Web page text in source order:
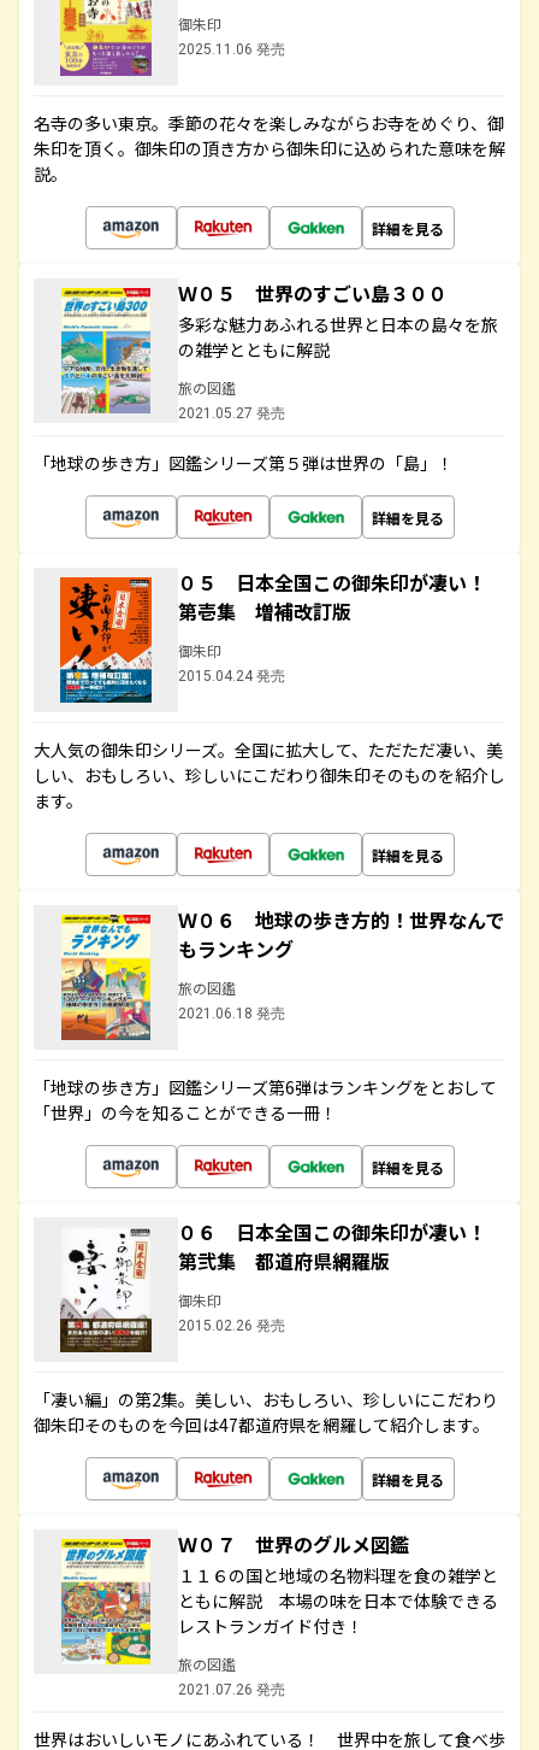
御朱印
2025.11.06 発売
名寺の多い東京。季節の花々を楽しみながらお寺をめぐり、御
朱印を頂く。御朱印の頂き方から御朱印に込められた意味を解
説。
詳細を見る
Ｗ０５ 世界のすごい島３００
多彩な魅力あふれる世界と日本の島々を旅
の雑学とともに解説
旅の図鑑
2021.05.27 発売
「地球の歩き方」図鑑シリーズ第５弾は世界の「島」！
詳細を見る
０５ 日本全国この御朱印が凄い！
第壱集 増補改訂版
御朱印
2015.04.24 発売
大人気の御朱印シリーズ。全国に拡大して、ただただ凄い、美
しい、おもしろい、珍しいにこだわり御朱印そのものを紹介し
ます。
詳細を見る
Ｗ０６ 地球の歩き方的！世界なんで
もランキング
旅の図鑑
2021.06.18 発売
「地球の歩き方」図鑑シリーズ第6弾はランキングをとおして
「世界」の今を知ることができる一冊！
詳細を見る
０６ 日本全国この御朱印が凄い！
第弐集 都道府県網羅版
御朱印
2015.02.26 発売
「凄い編」の第2集。美しい、おもしろい、珍しいにこだわり
御朱印そのものを今回は47都道府県を網羅して紹介します。
詳細を見る
Ｗ０７ 世界のグルメ図鑑
１１６の国と地域の名物料理を食の雑学と
ともに解説 本場の味を日本で体験できる
レストランガイド付き！
旅の図鑑
2021.07.26 発売
世界はおいしいモノにあふれている！ 世界中を旅して食べ歩